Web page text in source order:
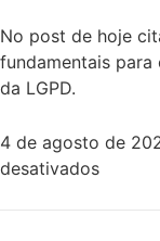
No post de hoje
fundamentais
da LGPD.
4 de agosto de
desativados